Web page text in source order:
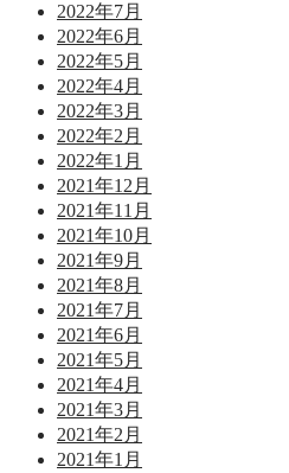
2022年7月
2022年6月
2022年5月
2022年4月
2022年3月
2022年2月
2022年1月
2021年12月
2021年11月
2021年10月
2021年9月
2021年8月
2021年7月
2021年6月
2021年5月
2021年4月
2021年3月
2021年2月
2021年1月